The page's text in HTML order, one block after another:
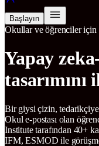
Başlayın
Okullar ve öğrenciler için
Yapay
Bir giysi çizin,
Okul e-postası olan
Institute tarafından 40+
IFM, ESMOD ile